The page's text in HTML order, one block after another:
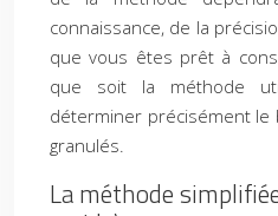
connaissance, de la
que vous êtes prêt à
que soit la méthode
déterminer précisément le
granulés.
La méthode